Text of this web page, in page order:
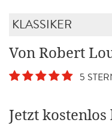
KLASSIKER
Von Robert
5
Jetzt